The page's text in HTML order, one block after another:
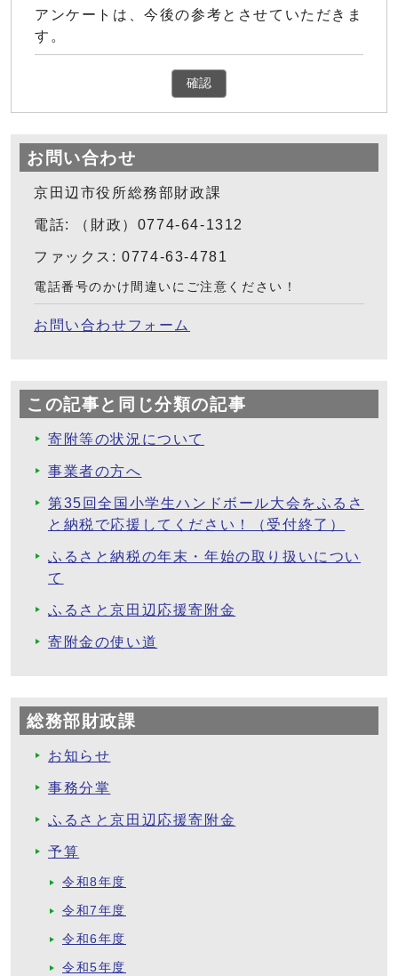
アンケートは、今後の参考とさせていただきま
す。
確認
お問い合わせ
京田辺市役所総務部財政課
電話: （財政）0774-64-1312
ファックス: 0774-63-4781
電話番号のかけ間違いにご注意ください！
お問い合わせフォーム
この記事と同じ分類の記事
寄附等の状況について
事業者の方へ
第35回全国小学生ハンドボール大会をふるさ
と納税で応援してください！（受付終了）
ふるさと納税の年末・年始の取り扱いについ
て
ふるさと京田辺応援寄附金
寄附金の使い道
総務部財政課
お知らせ
事務分掌
ふるさと京田辺応援寄附金
予算
令和8年度
令和7年度
令和6年度
令和5年度